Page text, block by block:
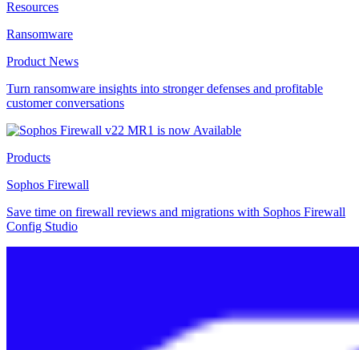
Resources
Ransomware
Product News
Turn ransomware insights into stronger defenses and profitable
customer conversations
Products
Sophos Firewall
Save time on firewall reviews and migrations with Sophos Firewall
Config Studio